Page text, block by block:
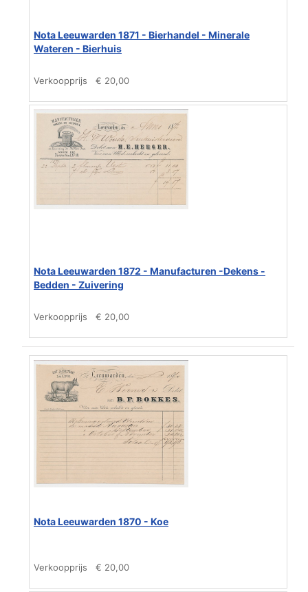
Nota Leeuwarden 1871 - Bierhandel - Minerale
Wateren - Bierhuis
Verkoopprijs € 20,00
Nota Leeuwarden 1872 - Manufacturen -Dekens -
Bedden - Zuivering
Verkoopprijs € 20,00
Nota Leeuwarden 1870 - Koe
Verkoopprijs € 20,00